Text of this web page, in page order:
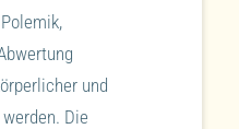
und
Die